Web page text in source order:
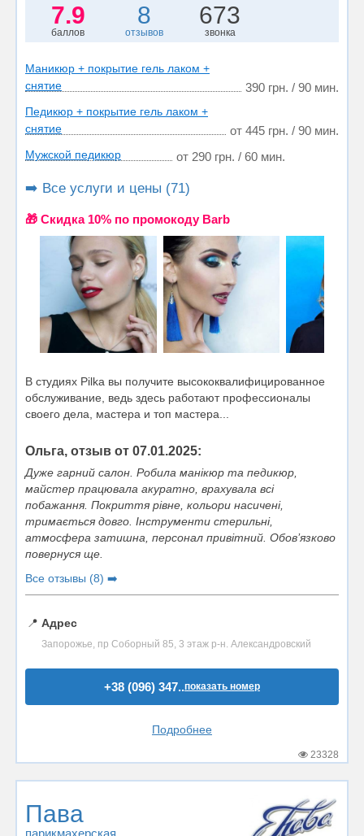
7.9
баллов
8
отзывов
673
звонка
Маникюр + покрытие гель лаком +
снятие
390 грн. / 90 мин.
Педикюр + покрытие гель лаком +
снятие
от 445 грн. / 90 мин.
Мужской педикюр от 290 грн. / 60 мин.
➡️ Все услуги и цены (71)
🎁 Cкидка 10% по промокоду Barb
В студиях Pilka вы получите высококвалифицированное
обслуживание, ведь здесь работают профессионалы
своего дела, мастера и топ мастера...
Ольга, отзыв от 07.01.2025:
Дуже гарний салон. Робила манікюр та педикюр,
майстер працювала акуратно, врахувала всі
побажання. Покриття рівне, кольори насичені,
тримається довго. Інструменти стерильні,
атмосфера затишна, персонал привітний. Обов’язково
повернуся ще.
Все отзывы (8) ➡️
📍 Адрес
Запорожье, пр Соборный 85, 3 этаж р-н. Александровский
+38 (096) 347..показать номер
Подробнее
23328
Пава
парикмахерская